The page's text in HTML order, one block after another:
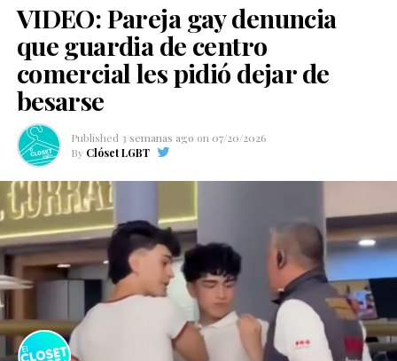
VIDEO: Pareja gay denuncia
que guardia de centro
comercial les pidió dejar de
besarse
Published 3 semanas ago on 07/20/2026
By Clóset LGBT